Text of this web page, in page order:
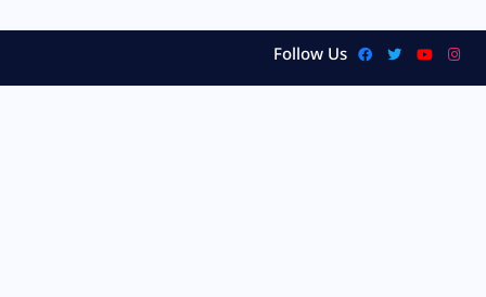
Follow Us